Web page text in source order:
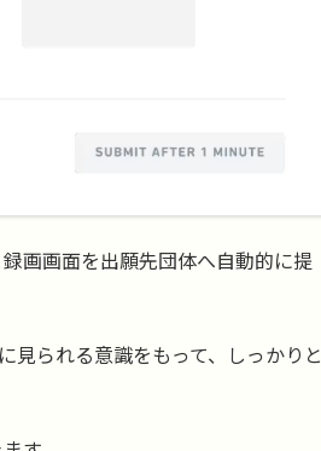
画画面を出願先団体へ自動的に提
見られる意識をもって、しっかりと